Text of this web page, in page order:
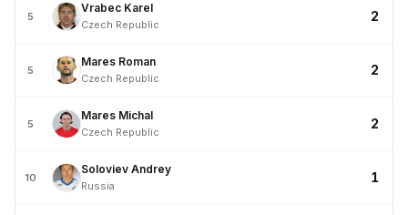
5
Vrabec Karel
Czech Republic
2
5
Mares Roman
Czech Republic
2
5
Mares Michal
Czech Republic
2
10
Soloviev Andrey
Russia
1